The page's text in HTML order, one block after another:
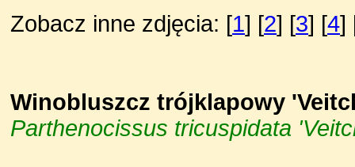
Zobacz inne zdjęcia: [1] [2] [3] [4]
Winobluszcz trójklapowy
Parthenocissus tricuspidata